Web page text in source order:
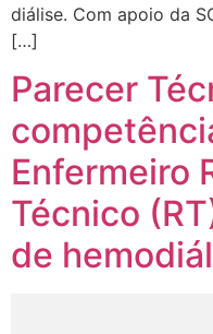
diálise. Com apoio da
[…]
Parecer
Enfermeiro
Técnico
de